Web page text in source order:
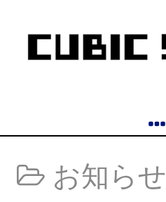
お知らせ